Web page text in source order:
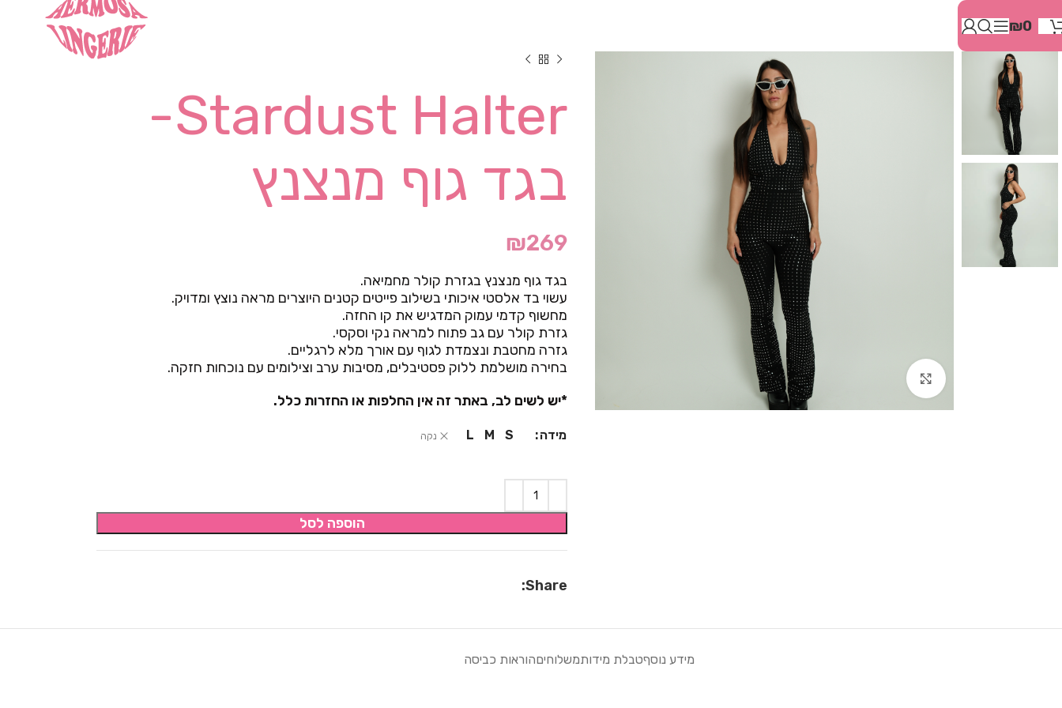
זֶה
"המרכז
הישראלי
לְהַנְגָּשָׁת
אָתָרִים".
הַמְּסַיַּעַת
לִנְגִישׁוּת
לִפְתִיחַת
ALT+0
₪0
Click to enlarge
Stardust Halter-
בגד גוף מנצנץ
₪269
בגד גוף מנצנץ בגזרת קולר מחמיאה.
עשוי בד אלסטי איכותי בשילוב פייטים קטנים היוצרים מראה נוצץ ומדויק.
מחשוף קדמי עמוק המדגיש את קו החזה.
גזרת קולר עם גב פתוח למראה נקי וסקסי.
גזרה מחטבת ונצמדת לגוף עם אורך מלא לרגליים.
בחירה מושלמת ללוק פסטיבלים, מסיבות ערב וצילומים עם נוכחות חזקה.
*יש לשים לב, באתר זה אין החלפות או החזרות כלל.
מידה S
M
L נקה
הוספה לסל
Share:
מידע נוסףטבלת מידותמשלוחיםהוראות כביסה